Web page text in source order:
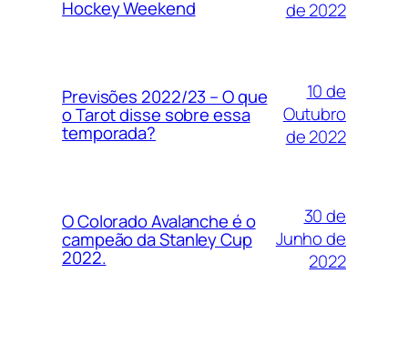
Hockey Weekend
de 2022
Previsões 2022/23 – O que
o Tarot disse sobre essa
temporada?
10 de
Outubro
de 2022
O Colorado Avalanche é o
campeão da Stanley Cup
2022.
30 de
Junho de
2022